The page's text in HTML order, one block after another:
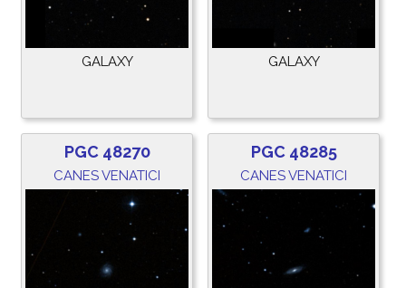
GALAXY GALAXY
PGC 48270
CANES VENATICI
PGC 48285
CANES VENATICI